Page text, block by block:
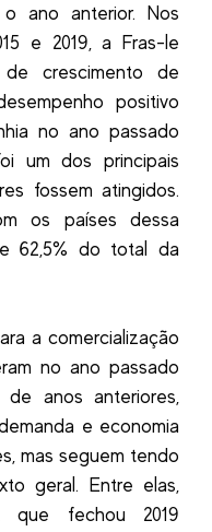
ano anterior. Nos
e 2019, a Fras-le
crescimento de
positivo
no ano passado
um dos principais
fossem atingidos.
os países dessa
62,5% do total da
a comercialização
no ano passado
anos anteriores,
e economia
mas seguem tendo
geral. Entre elas,
fechou 2019